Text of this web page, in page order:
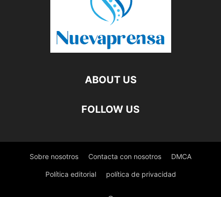
ABOUT US
FOLLOW US
Sobre nosotros Contacta con nosotros DMCA
Política editorial política de privacidad